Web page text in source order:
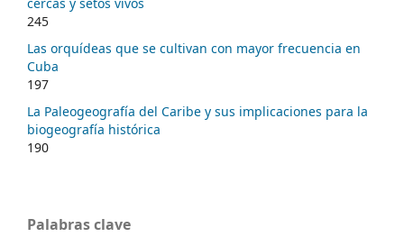
245
Las orquídeas que se cultivan con mayor frecuencia en
Cuba
197
La Paleogeografía del Caribe y sus implicaciones para la
biogeografía histórica
190
Palabras clave